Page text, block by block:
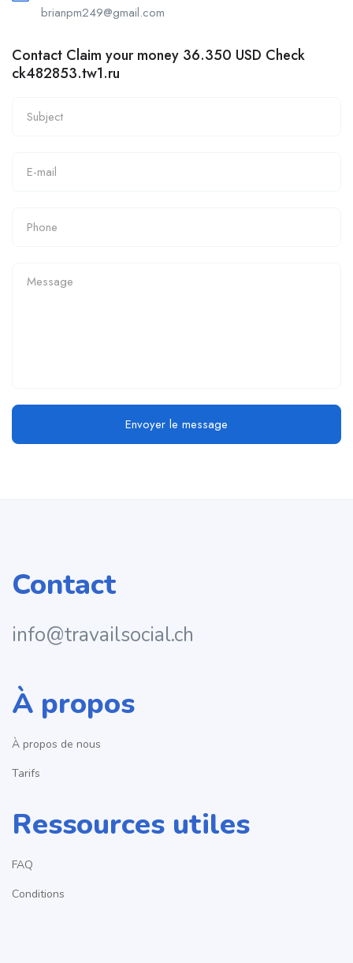
brianpm249@gmail.com
Contact Claim your money 36.350 USD Check
ck482853.tw1.ru
Envoyer le message
Contact
info@travailsocial.ch
À propos
À propos de nous
Tarifs
Ressources utiles
FAQ
Conditions